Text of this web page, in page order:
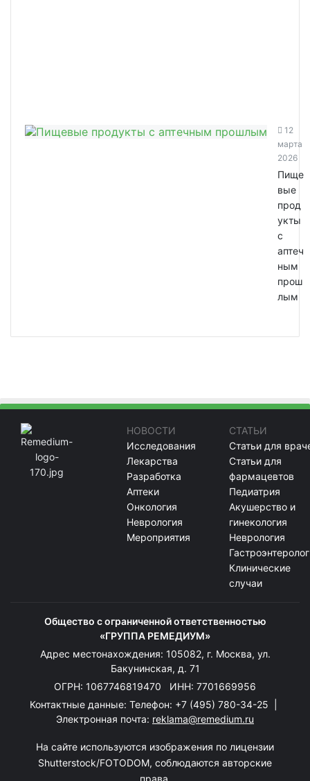
12
марта
2026
Пище
вые
прод
укты
с
аптеч
ным
прош
лым
НОВОСТИ
Исследования
Лекарства
Разработка
Аптеки
Онкология
Неврология
Мероприятия
СТАТЬИ
Статьи для
Статьи для
фармацевтов
Педиатрия
Акушерство и
гинекология
Неврология
Клинические
случаи
Общество с ограниченной ответственностью
«ГРУППА РЕМЕДИУМ»
Адрес местонахождения: 105082, г. Москва, ул.
Бакунинская, д. 71
ОГРН: 1067746819470 ИНН: 7701669956
Контактные данные: Телефон: +7 (495) 780-34-25
Электронная почта: reklama@remedium.ru
На сайте используются изображения по лицензии
Shutterstock/FOTODOM, соблюдаются авторские